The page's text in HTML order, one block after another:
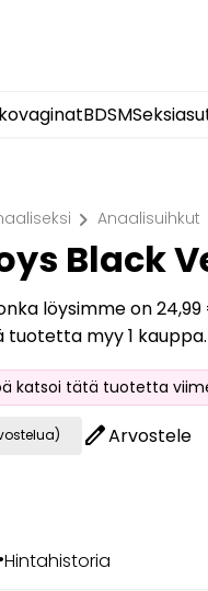
BDSM
chevron_right Anaalisuihkut
Black
löysimme on
tuotetta myy 1 kauppa.
katsoi tätä tuotetta
editArvostele
Hintahistoria